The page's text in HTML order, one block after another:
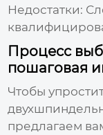
Недостатки:
Процесс
пошаговая
Чтобы
предлагаем